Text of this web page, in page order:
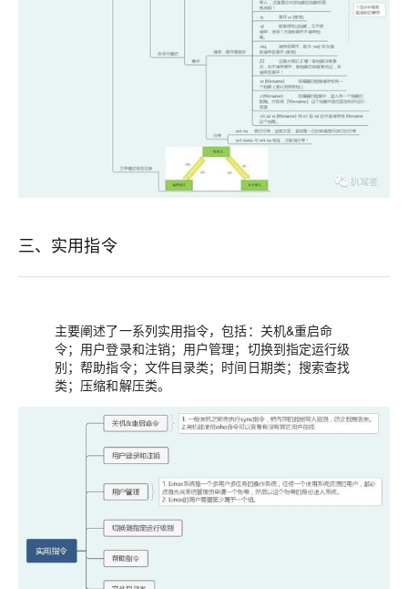
三、实用指令
主要阐述了一系列实用指令，包括：关机&重启命
令；用户登录和注销；用户管理；切换到指定运行级
别；帮助指令；文件目录类；时间日期类；搜索查找
类；压缩和解压类。